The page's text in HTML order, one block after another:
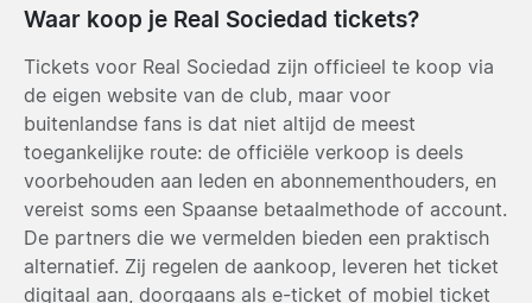
Waar koop je Real Sociedad tickets?
Tickets voor Real Sociedad zijn officieel te koop via
de eigen website van de club, maar voor
buitenlandse fans is dat niet altijd de meest
toegankelijke route: de officiële verkoop is deels
voorbehouden aan leden en abonnementhouders, en
vereist soms een Spaanse betaalmethode of account.
De partners die we vermelden bieden een praktisch
alternatief. Zij regelen de aankoop, leveren het ticket
digitaal aan, doorgaans als e-ticket of mobiel ticket